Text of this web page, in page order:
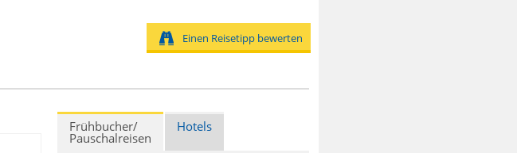
Einen Reisetipp bewerten
Frühbucher/
Pauschalreisen
Hotels